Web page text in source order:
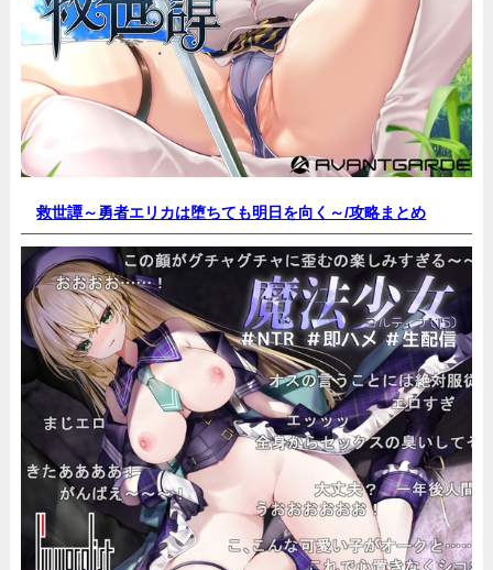
救世譚～勇者エリカは堕ちても明日を向く～/攻略まとめ